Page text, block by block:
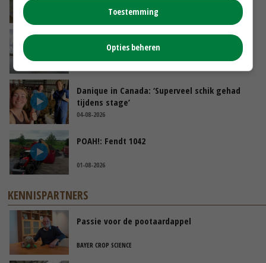
VANDAAG, 14:06
wereld zijn te koop
VANDAAG, 12:00
Danique in Canada: ‘Superveel schik gehad
tijdens stage’
04-08-2026
POAH!: Fendt 1042
01-08-2026
KENNISPARTNERS
Passie voor de pootaardappel
BAYER CROP SCIENCE
Toestemming
Opties beheren